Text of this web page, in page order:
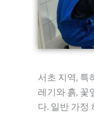
서초 지역, 특
레기와 흙, 꽃
다. 일반 가정